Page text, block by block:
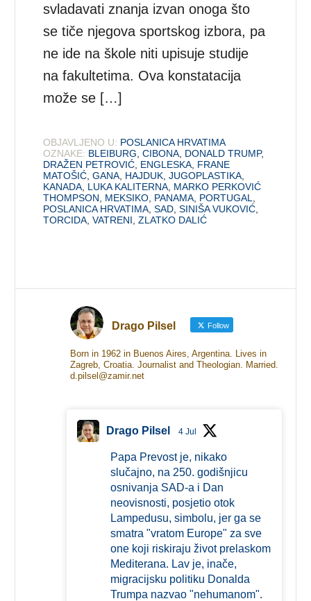
svladavati znanja izvan onoga što
se tiče njegova sportskog izbora, pa
ne ide na škole niti upisuje studije
na fakultetima. Ova konstatacija
može se […]
OBJAVLJENO U: POSLANICA HRVATIMA
OZNAKE: BLEIBURG ,CIBONA DONALD TRUMP,
DRAŽEN PETROVIĆ ENGLESKA FRANE
MATOŠIĆ ,GANA HAJDUK ,JUGOPLASTIKA
KANADA LUKA KALITERNA MARKO PERKOVIĆ
THOMPSON
MEKSIKO PANAMA PORTUGAL
POSLANICA HRVATIMA ,SAD ,SINIŠA VUKOVIĆ
TORCIDA ,VATRENI ,ZLATKO DALIĆ
Drago Pilsel Follow
Born in 1962 in Buenos Aires, Argentina. Lives in
Zagreb, Croatia. Journalist and Theologian. Married.
d.pilsel@zamir.net
Drago Pilsel 4 Jul
Papa Prevost je, nikako
slučajno, na 250. godišnjicu
osnivanja SAD-a i Dan
neovisnosti, posjetio otok
Lampedusu, simbolu, jer ga se
smatra "vratom Europe" za sve
one koji riskiraju život prelaskom
Mediterana. Lav je, inače,
migracijsku politiku Donalda
Trumpa nazvao "nehumanom".